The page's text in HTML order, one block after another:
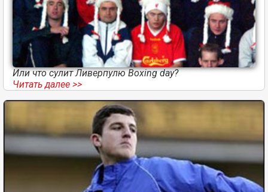
Или что сулит Ливерпулю Boxing day?
Читать далее >>